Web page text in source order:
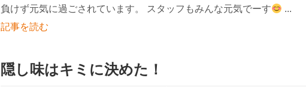
負けず元気に過ごされています。 スタッフもみんな元気でーす
...
記事を読む
隠し味はキミに決めた！